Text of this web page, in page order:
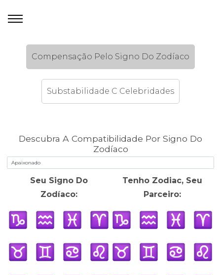
Compensação Pelo Signo Do Zodíaco
Substabilidade C Celebridades
Descubra A Compatibilidade Por Signo Do
Zodíaco
Seu Signo Do
Zodíaco:
Tenho Zodiac, Seu
Parceiro: